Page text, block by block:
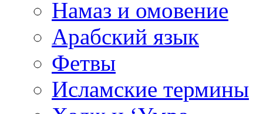
Намаз и омовение
Арабский язык
Фетвы
Исламские термины